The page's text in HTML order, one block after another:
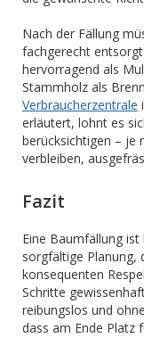
Nach der Fällung
fachgerecht
hervorragend als
Stammholz als
Verbraucherzentrale
erläutert, lohnt es
berücksichtigen – je
verbleiben,
Fazit
Eine Baumfällung
sorgfältige Planung,
konsequenten
Schritte
reibungslos und
dass am Ende Platz